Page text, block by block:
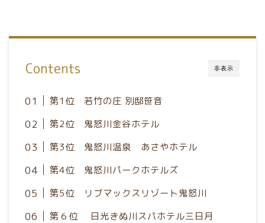
非表示
Contents
第1位 若竹の庄 別邸笹音
第2位 鬼怒川金谷ホテル
第3位 鬼怒川温泉 あさやホテル
第4位 鬼怒川パークホテルズ
第5位 リブマックスリゾート鬼怒川
第６位 日光きぬ川スパホテル三日月